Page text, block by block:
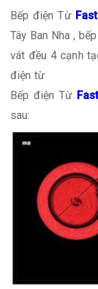
Bếp điện Từ
Tây Ban Nha ,
vát đều 4 cạnh
điện từ
Bếp điện Từ
sau: